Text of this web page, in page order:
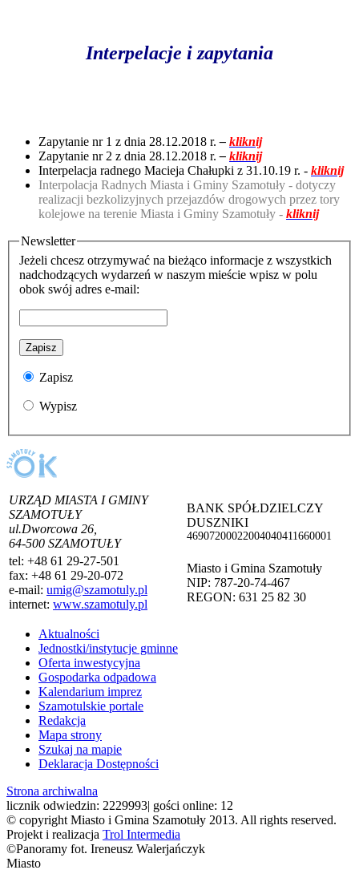
Interpelacje i zapytania
Zapytanie nr 1 z dnia 28.12.2018 r.– kliknij
Zapytanie nr 2 z dnia 28.12.2018 r.– kliknij
Interpelacja radnego Macieja Chałupki z 31.10.19 r. - kliknij
Interpolacja Radnych Miasta i Gminy Szamotuły - dotyczy
realizacji bezkolizyjnych przejazdów drogowych przez tory
kolejowe na terenie Miasta i Gminy Szamotuły - kliknij
Newsletter
Jeżeli chcesz otrzymywać na bieżąco informacje z wszystkich
nadchodzących wydarzeń w naszym mieście wpisz w polu
obok swój adres e-mail:
Zapisz
Wypisz
URZĄD MIASTA I GMINY
SZAMOTUŁY
ul.Dworcowa 26,
64-500 SZAMOTUŁY
BANK SPÓŁDZIELCZY
DUSZNIKI
46907200022004040411660001
tel: +48 61 29-27-501
fax: +48 61 29-20-072
e-mail: umig@szamotuly.pl
internet: www.szamotuly.pl
Miasto i Gmina Szamotuły
NIP: 787-20-74-467
REGON: 631 25 82 30
Aktualności
Jednostki/instytucje gminne
Oferta inwestycyjna
Gospodarka odpadowa
Kalendarium imprez
Szamotulskie portale
Redakcja
Mapa strony
Szukaj na mapie
Deklaracja Dostępności
Strona archiwalna
licznik odwiedzin: 2229993| gości online: 12
© copyright Miasto i Gmina Szamotuły 2013. All rights reserved.
Projekt i realizacja Trol Intermedia
©Panoramy fot. Ireneusz Walerjańczyk
Miasto